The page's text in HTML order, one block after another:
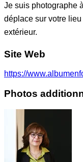
Je suis photographe
déplace sur votre
extérieur.
Site Web
https://
Photos